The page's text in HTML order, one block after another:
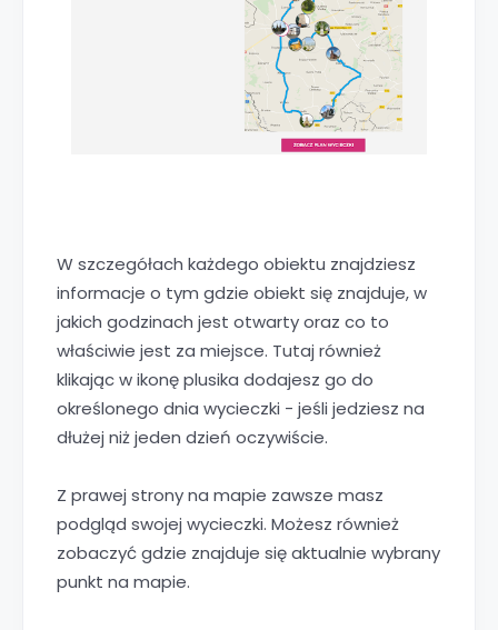
W szczegółach każdego obiektu znajdziesz
informacje o tym gdzie obiekt się znajduje, w
jakich godzinach jest otwarty oraz co to
właściwie jest za miejsce. Tutaj również
klikając w ikonę plusika dodajesz go do
określonego dnia wycieczki - jeśli jedziesz na
dłużej niż jeden dzień oczywiście.
Z prawej strony na mapie zawsze masz
podgląd swojej wycieczki. Możesz również
zobaczyć gdzie znajduje się aktualnie wybrany
punkt na mapie.